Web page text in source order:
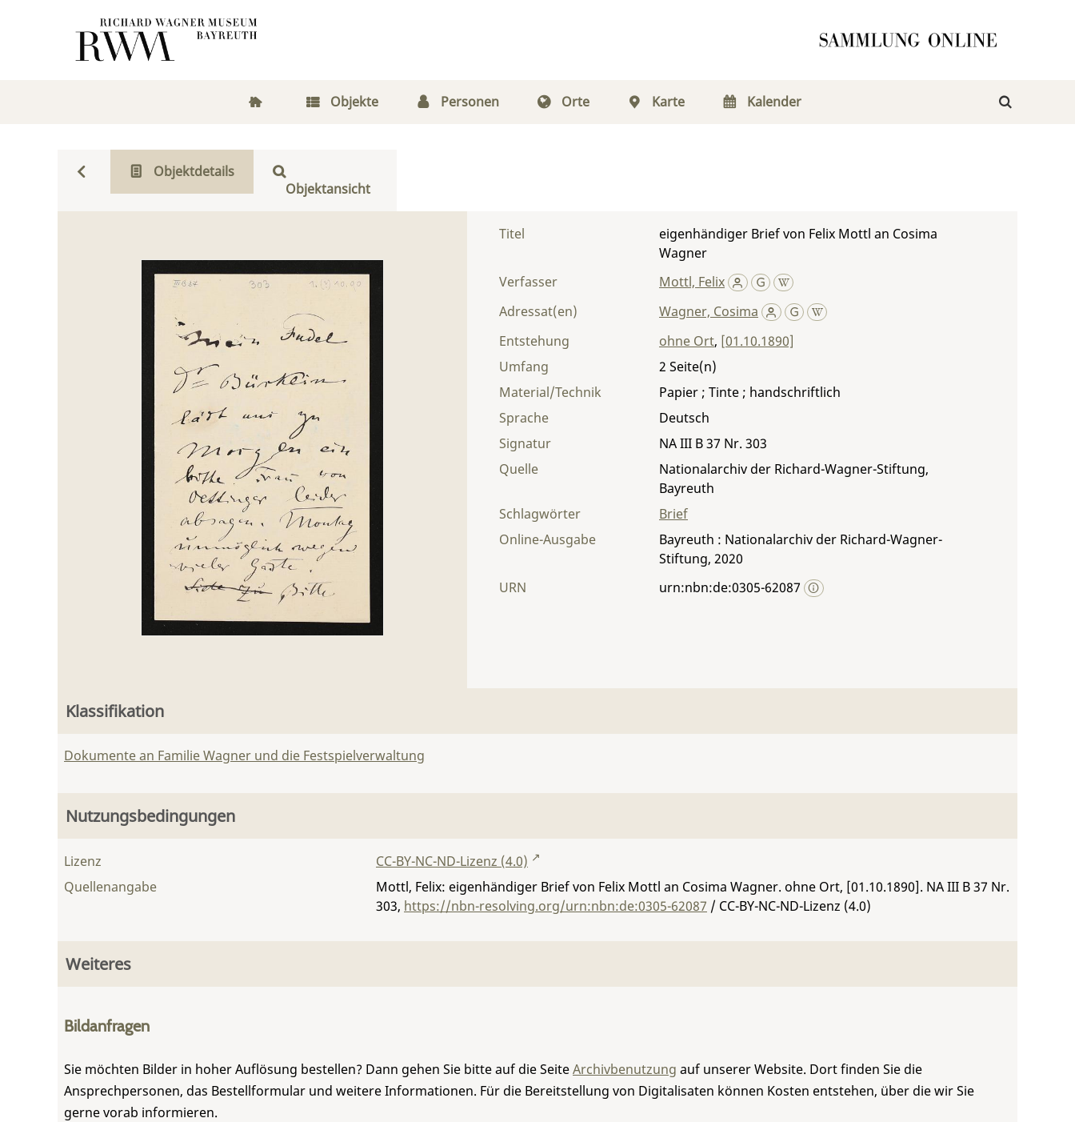
Objekte Personen Orte Karte Kalender
Objektdetails
Objektansicht
Titel
eigenhändiger Brief von Felix Mottl an Cosima
Wagner
Verfasser
Mottl, Felix
Adressat(en)
Wagner, Cosima
Entstehung
ohne Ort, [01.10.1890]
Umfang
2
Material/Technik
Papier ; Tinte ; handschriftlich
Sprache
Deutsch
Signatur
NA III B 37 Nr. 303
Quelle
Nationalarchiv der Richard-Wagner-Stiftung,
Bayreuth
Schlagwörter
Brief
Online-Ausgabe
Bayreuth : Nationalarchiv der Richard-Wagner-
Stiftung, 2020
URN
urn:nbn:de:0305-62087
Klassifikation
Dokumente an Familie Wagner und die Festspielverwaltung
Nutzungsbedingungen
Lizenz
CC-BY-NC-ND-Lizenz (4.0)
Quellenangabe
Mottl, Felix: eigenhändiger Brief von Felix Mottl an Cosima Wagner. ohne Ort, [01.10.1890]. NA III B 37 Nr.
303, https://nbn-resolving.org/urn:nbn:de:0305-62087 / CC-BY-NC-ND-Lizenz (4.0)
Weiteres
Bildanfragen
Sie möchten Bilder in hoher Auflösung bestellen? Dann gehen Sie bitte auf die SeiteArchivbenutzung auf unserer Website. Dort finden Sie die
Ansprechpersonen, das Bestellformular und weitere Informationen. Für die Bereitstellung von Digitalisaten können Kosten entstehen, über die wir Sie
gerne vorab informieren.